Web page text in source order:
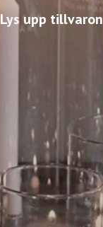
Lys upp tillvaron